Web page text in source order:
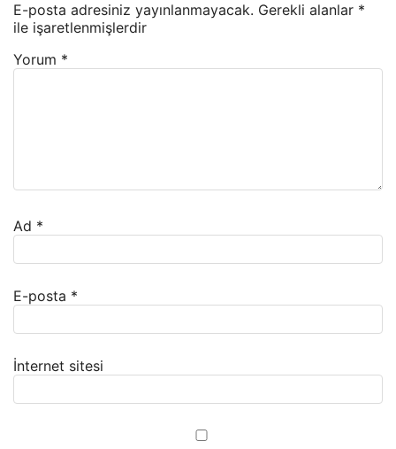
E-posta adresiniz yayınlanmayacak. Gerekli alanlar *
ile işaretlenmişlerdir
Yorum *
Ad *
E-posta *
İnternet sitesi